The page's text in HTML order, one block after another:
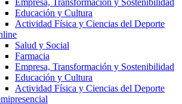
Empresa, Transformación y Sostenibilidad
Educación y Cultura
Actividad Física y Ciencias del Deporte
Salud y Social
Farmacia
Empresa, Transformación y Sostenibilidad
Educación y Cultura
Actividad Física y Ciencias del Deporte